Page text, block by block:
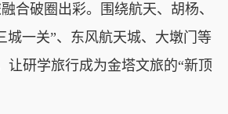
合破圈出彩。围绕航天、胡杨、
城一关”、东风航天城、大墩门等
让研学旅行成为金塔文旅的“新顶